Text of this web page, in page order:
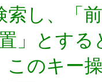
索し、「
」とす
このキー